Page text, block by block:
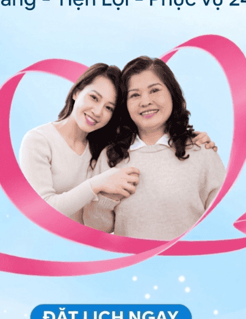
loại thuốc sau đây được biết là gây táo bón:
và morphine
và bệnh tim
trị co thắt cơ
bạn loại bỏ chất lỏng từ máu của bạn
kháng axit có nhiều canxi
lượng đi tiêu sau khi bắt đầu sử dụng bất kỳ
của bạn với bác sĩ.
sang loại thuốc mới hoặc kê cho bạn một
bón của bạn.